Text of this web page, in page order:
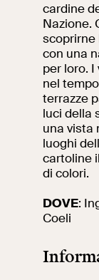
Ricerca
Video
Opere
La
del VIVE
cardine
Nazione.
scoprirne
con una
per loro.
nel
terrazze
luci della
una vista
luoghi
cartoline
di colori.
DOVE:
Coeli